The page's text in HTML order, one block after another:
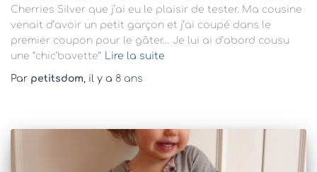
Cherries Silver que j’ai eu le plaisir de tester. Ma cousine
venait d’avoir un petit garçon et j’ai coupé dans le
premier coupon pour le gâter… Je lui ai d’abord cousu
une “chic’bavette”
Lire la suite
Par petitsdom, il y a 8 ans